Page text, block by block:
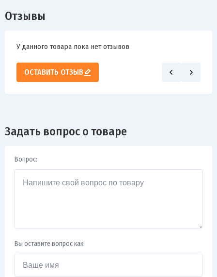
Отзывы
У данного товара пока нет отзывов
ОСТАВИТЬ ОТЗЫВ
Задать вопрос о товаре
Вопрос:
Вы оставите вопрос как: